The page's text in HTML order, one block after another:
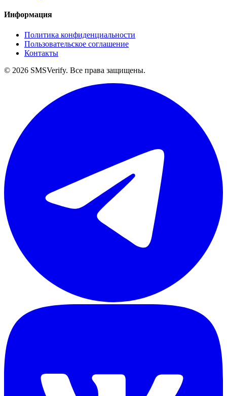
Информация
Политика конфиденциальности
Пользовательское соглашение
Контакты
© 2026 SMSVerify. Все права защищены.